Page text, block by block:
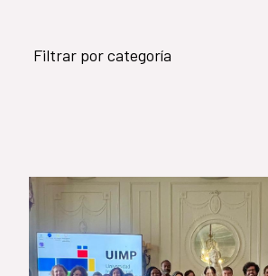
Filtrar por categoría
Objetivos de Desarrollo
Género (500)
AMÉRICA LATINA Y